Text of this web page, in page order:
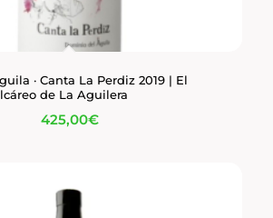
· Canta La Perdiz 2019 | El
de La Aguilera
425,00€